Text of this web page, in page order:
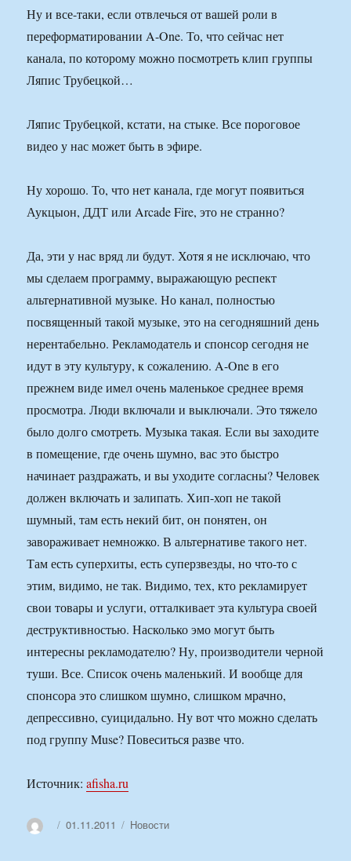
Ну и все-таки, если отвлечься от вашей роли в
переформатировании A-One. То, что сейчас нет
канала, по которому можно посмотреть клип группы
Ляпис Трубецкой…
Ляпис Трубецкой, кстати, на стыке. Все пороговое
видео у нас может быть в эфире.
Ну хорошо. То, что нет канала, где могут появиться
Аукцыон, ДДТ или Arcade Fire, это не странно?
Да, эти у нас вряд ли будут. Хотя я не исключаю, что
мы сделаем программу, выражающую респект
альтернативной музыке. Но канал, полностью
посвященный такой музыке, это на сегодняшний день
нерентабельно. Рекламодатель и спонсор сегодня не
идут в эту культуру, к сожалению. A-One в его
прежнем виде имел очень маленькое среднее время
просмотра. Люди включали и выключали. Это тяжело
было долго смотреть. Музыка такая. Если вы заходите
в помещение, где очень шумно, вас это быстро
начинает раздражать, и вы уходите согласны? Человек
должен включать и залипать. Хип-хоп не такой
шумный, там есть некий бит, он понятен, он
завораживает немножко. В альтернативе такого нет.
Там есть суперхиты, есть суперзвезды, но что-то с
этим, видимо, не так. Видимо, тех, кто рекламирует
свои товары и услуги, отталкивает эта культура своей
деструктивностью. Насколько эмо могут быть
интересны рекламодателю? Ну, производители черной
туши. Все. Список очень маленький. И вообще для
спонсора это слишком шумно, слишком мрачно,
депрессивно, суицидально. Ну вот что можно сделать
под группу Muse? Повеситься разве что.
Источник:afisha.ru
АвторОпубликовано
01.11.2011 Рубрики
Новости